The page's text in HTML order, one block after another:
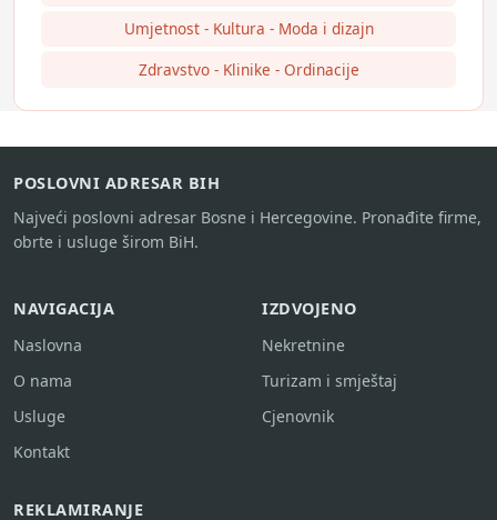
Umjetnost - Kultura - Moda i dizajn
Zdravstvo - Klinike - Ordinacije
POSLOVNI ADRESAR BIH
Najveći poslovni adresar Bosne i Hercegovine. Pronađite firme,
obrte i usluge širom BiH.
NAVIGACIJA
Naslovna
O nama
Usluge
Kontakt
IZDVOJENO
Nekretnine
Turizam i smještaj
Cjenovnik
REKLAMIRANJE